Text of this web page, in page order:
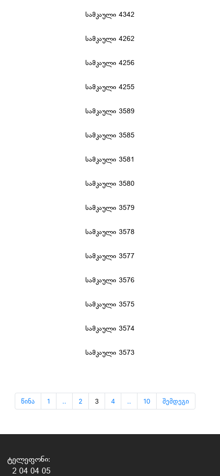
სამკაული 4342
სამკაული 4262
სამკაული 4256
სამკაული 4255
სამკაული 3589
სამკაული 3585
სამკაული 3581
სამკაული 3580
სამკაული 3579
სამკაული 3578
სამკაული 3577
სამკაული 3576
სამკაული 3575
სამკაული 3574
სამკაული 3573
წინა 1 .. 2 3 4 .. 10 შემდეგი
ტელეფონი:
2 04 04 05